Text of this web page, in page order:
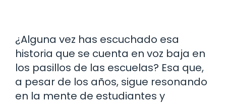
¿Alguna vez has escuchado esa
historia que se cuenta en voz baja en
los pasillos de las escuelas? Esa que,
a pesar de los años, sigue resonando
en la mente de estudiantes y